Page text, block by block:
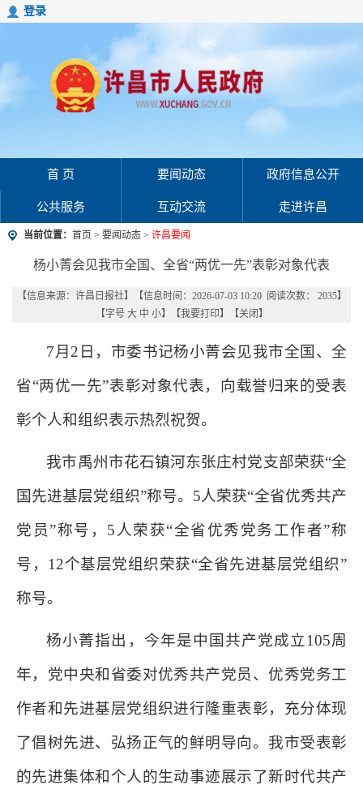
登录
首 页 要闻动态 政府信息公开
公共服务 互动交流 走进许昌
当前位置： 首页 > 要闻动态 > 许昌要闻
杨小菁会见我市全国、全省“两优一先”表彰对象代表
【信息来源： 许昌日报社】 【信息时间：2026-07-03 10:20 阅读次数： 2035】
【字号 大 中 小】【我要打印】【关闭 】
7月2日，市委书记杨小菁会见我市全国、全
省“两优一先”表彰对象代表，向载誉归来的受表
彰个人和组织表示热烈祝贺。
我市禹州市花石镇河东张庄村党支部荣获“全
国先进基层党组织”称号。5人荣获“全省优秀共产
党员”称号，5人荣获“全省优秀党务工作者”称
号，12个基层党组织荣获“全省先进基层党组织”
称号。
杨小菁指出，今年是中国共产党成立105周
年，党中央和省委对优秀共产党员、优秀党务工
作者和先进基层党组织进行隆重表彰，充分体现
了倡树先进、弘扬正气的鲜明导向。我市受表彰
的先进集体和个人的生动事迹展示了新时代共产